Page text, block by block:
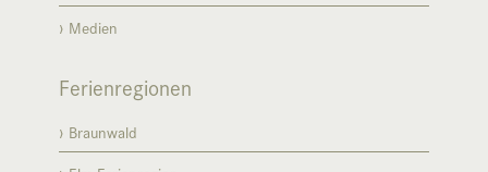
Medien
Ferienregionen
Braunwald